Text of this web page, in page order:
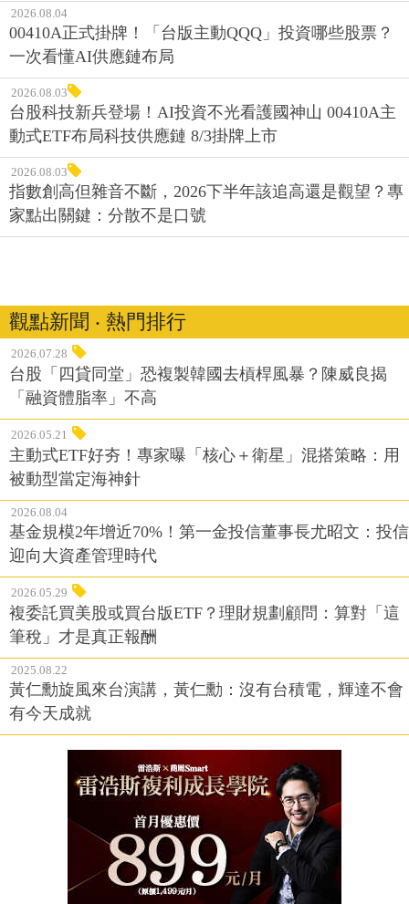
2026.08.04
00410A正式掛牌！「台版主動QQQ」投資哪些股票？
一次看懂AI供應鏈布局
2026.08.03
台股科技新兵登場！AI投資不光看護國神山 00410A主
動式ETF布局科技供應鏈 8/3掛牌上市
2026.08.03
指數創高但雜音不斷，2026下半年該追高還是觀望？專
家點出關鍵：分散不是口號
觀點新聞 ‧ 熱門排行
2026.07.28
台股「四貸同堂」恐複製韓國去槓桿風暴？陳威良揭
「融資體脂率」不高
2026.05.21
主動式ETF好夯！專家曝「核心＋衛星」混搭策略：用
被動型當定海神針
2026.08.04
基金規模2年增近70%！第一金投信董事長尤昭文：投信
迎向大資產管理時代
2026.05.29
複委託買美股或買台版ETF？理財規劃顧問：算對「這
筆稅」才是真正報酬
2025.08.22
黃仁勳旋風來台演講，黃仁勳：沒有台積電，輝達不會
有今天成就